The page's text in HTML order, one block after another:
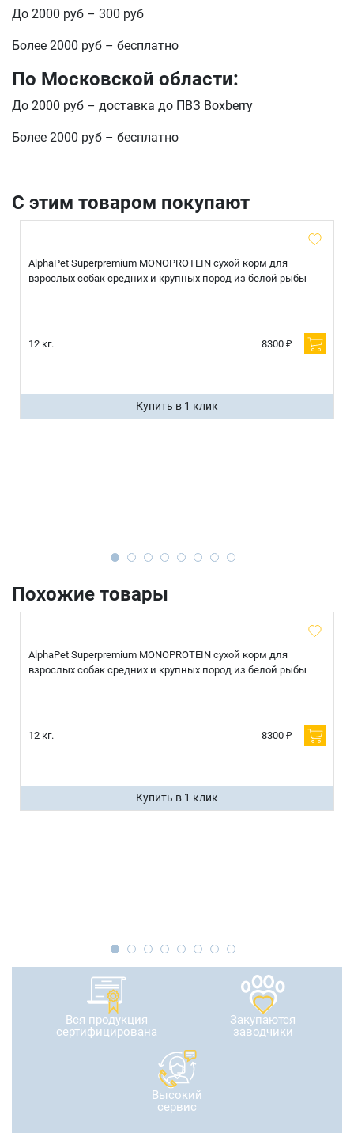
До 2000 руб – 300 руб
Более 2000 руб – бесплатно
По Московской области:
До 2000 руб – доставка до ПВЗ Boxberry
Более 2000 руб – бесплатно
С этим товаром покупают
AlphaPet Superpremium MONOPROTEIN сухой корм для
взрослых собак средних и крупных пород из белой рыбы
12 кг. 8300 ₽
Купить в 1 клик
Похожие товары
AlphaPet Superpremium MONOPROTEIN сухой корм для
взрослых собак средних и крупных пород из белой рыбы
12 кг. 8300 ₽
Купить в 1 клик
Вся продукция
сертифицирована
Закупаются
заводчики
Высокий
сервис